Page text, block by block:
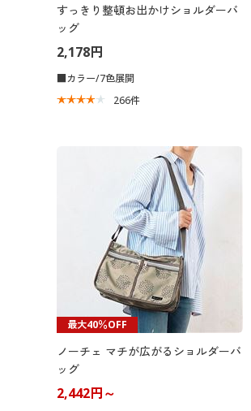
すっきり整頓お出かけショルダーバ
ッグ
2,178円
■カラー/7色展開
266件
最大40％OFF
ノーチェ マチが広がるショルダーバ
ッグ
2,442円～